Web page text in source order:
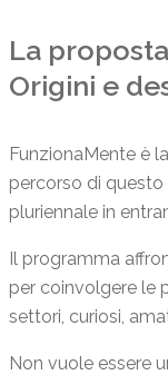
La
Origini e
FunzionaMente è
percorso di
pluriennale in
Il programma
per coinvolgere le
settori, curiosi,
Non vuole essere